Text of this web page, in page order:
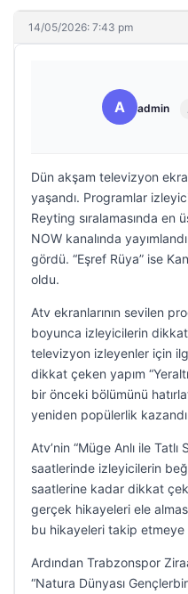
14/05/2026: 7:43 pm
A admin
Dün akşam televizyon
yaşandı. Programlar
Reyting sıralamasında en
NOW kanalında
gördü. “Eşref Rüya” ise
oldu.
Atv ekranlarının sevilen
boyunca izleyicilerin
televizyon izleyenler için
dikkat çeken yapım
bir önceki bölümünü
yeniden popülerlik
Atv’nin “Müge Anlı ile
saatlerinde izleyicilerin
saatlerine kadar dikkat
gerçek hikayeleri ele
bu hikayeleri takip
Ardından Trabzonspor
“Natura Dünyası